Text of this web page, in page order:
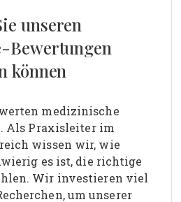
unseren
Bewertungen
können
medizinische
Als Praxisleiter im
wissen wir, wie
es ist, die richtige
Wir investieren viel
um unserer